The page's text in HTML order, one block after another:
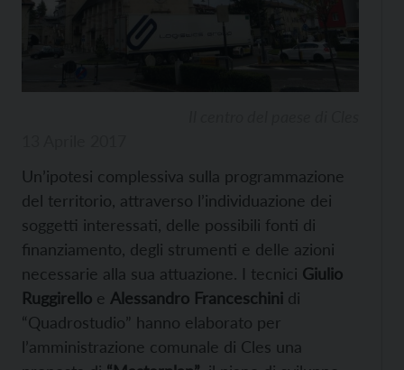
Un’ipotesi complessiva sulla programmazione
del territorio, attraverso l’individuazione dei
soggetti interessati, delle possibili fonti di
finanziamento, degli strumenti e delle azioni
necessarie alla sua attuazione. I tecnici Giulio
Ruggirello e Alessandro Franceschini di
“Quadrostudio” hanno elaborato per
l’amministrazione comunale di Cles una